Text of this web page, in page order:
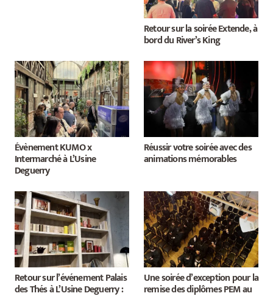
Retour sur la soirée Extende, à
bord du River’s King
Évènement KUMO x
Intermarché à L’Usine
Deguerry
Réussir votre soirée avec des
animations mémorables
Retour sur l’événement Palais
des Thés à L’Usine Deguerry :
Une soirée d’exception pour la
remise des diplômes PEM au